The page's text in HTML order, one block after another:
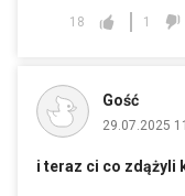
18 1
Gość
29.07.2025
i teraz ci co zdążyli